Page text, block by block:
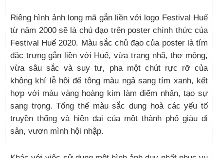
Riêng hình ảnh long mã gắn liền với logo Festival Huế
từ năm 2000 sẽ là chủ đạo trên poster chính thức của
Festival Huế 2020. Màu sắc chủ đạo của poster là tím
đặc trưng gắn liền với Huế, vừa trang nhã, thơ mộng,
vừa sâu sắc và suy tư, pha một chút rực rỡ của
không khí lễ hội để tông màu ngả sang tím xanh, kết
hợp với màu vàng hoàng kim làm điểm nhấn, tạo sự
sang trọng. Tổng thể màu sắc dung hoà các yếu tố
truyền thống và hiện đại của một thành phố giàu di
sản, vươn mình hội nhập.